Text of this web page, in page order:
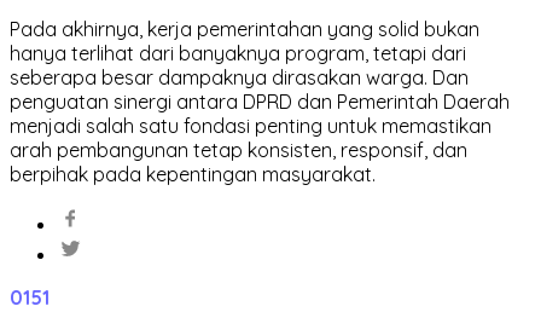
Pada akhirnya, kerja pemerintahan yang solid bukan
hanya terlihat dari banyaknya program, tetapi dari
seberapa besar dampaknya dirasakan warga. Dan
penguatan sinergi antara DPRD dan Pemerintah Daerah
menjadi salah satu fondasi penting untuk memastikan
arah pembangunan tetap konsisten, responsif, dan
berpihak pada kepentingan masyarakat.
0151